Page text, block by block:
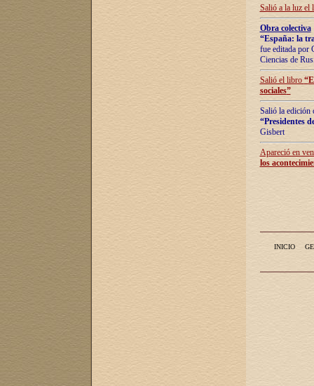
Salió a la luz el
Obra colectiva
“España: la
fue editada por
Ciencias de
Salió el libro “
sociales”
Salió la edición
“Presidentes
Gisbert
Apareció en
los
INICIO